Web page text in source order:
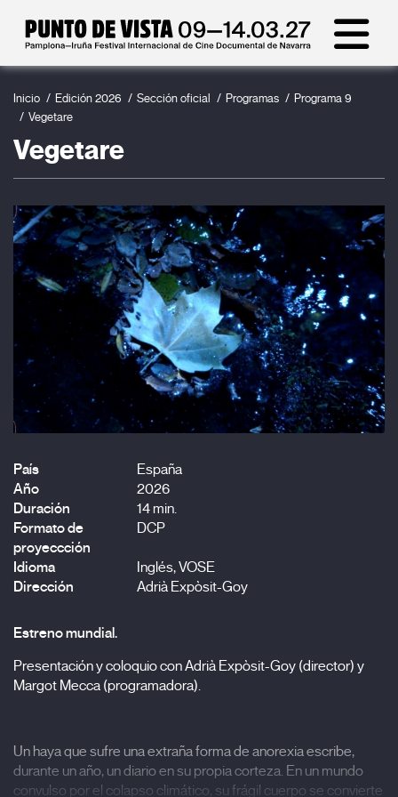
Inicio Edición 2026 Sección oficial Programas
Programa 9
Vegetare
Vegetare
País
España
Año
2026
Duración
14 min.
Formato de
proyeccción
DCP
Idioma
Inglés, VOSE
Dirección
Adrià Expòsit-Goy
Estreno mundial.
Presentación y coloquio con Adrià Expòsit-Goy (director) y
Margot Mecca (programadora).
Un haya que sufre una extraña forma de anorexia escribe,
durante un año, un diario en su propia corteza. En un mundo
convulso por el colapso climático, su frágil cuerpo se convierte